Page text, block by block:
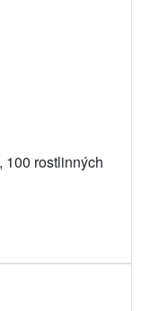
100 rostlinných